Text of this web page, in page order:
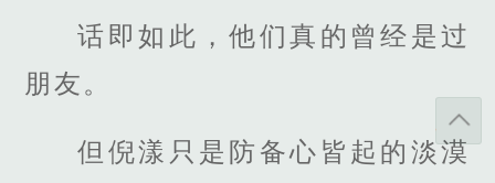
话即如此，他们真的曾经是过
朋友。
但倪漾只是防备心皆起的淡漠